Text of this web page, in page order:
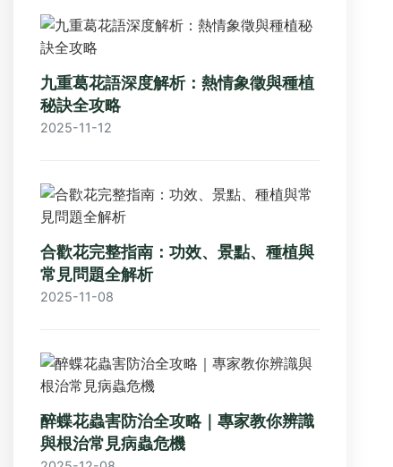
九重葛花語深度解析：熱情象徵與種植
秘訣全攻略
2025-11-12
合歡花完整指南：功效、景點、種植與
常見問題全解析
2025-11-08
醉蝶花蟲害防治全攻略｜專家教你辨識
與根治常見病蟲危機